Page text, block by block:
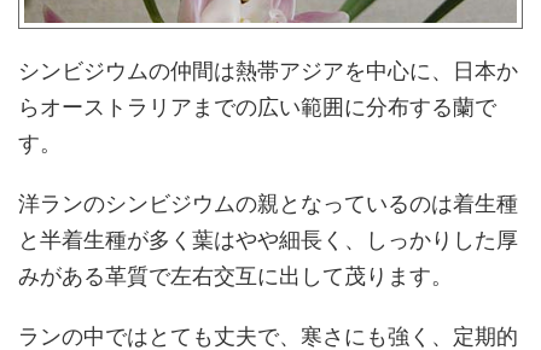
シンビジウムの仲間は熱帯アジアを中心に、日本か
らオーストラリアまでの広い範囲に分布する蘭で
す。
洋ランのシンビジウムの親となっているのは着生種
と半着生種が多く葉はやや細長く、しっかりした厚
みがある革質で左右交互に出して茂ります。
ランの中ではとても丈夫で、寒さにも強く、定期的